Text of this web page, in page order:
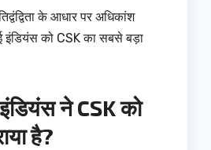
के आधार पर अधिकांश
को CSK का सबसे बड़ा
ने CSK को
है?